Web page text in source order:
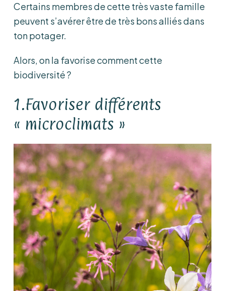
Certains membres de cette très vaste famille
peuvent s’avérer être de très bons alliés dans
ton potager.
Alors, on la favorise comment cette
biodiversité ?
1.Favoriser différents
« microclimats »